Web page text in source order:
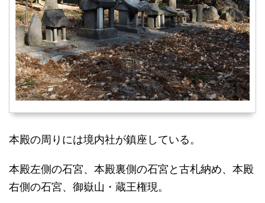
本殿の周りには境内社が鎮座している。
本殿左側の石宮、本殿裏側の石宮と古札納め、本殿
右側の石宮、御嶽山・蔵王権現。